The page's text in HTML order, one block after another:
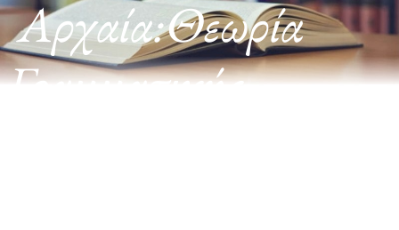
Αρχαία:Θεωρία
Γραμματικής